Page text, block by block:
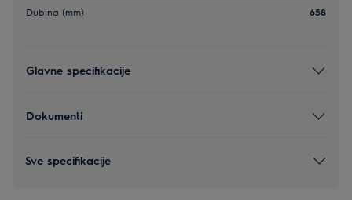
Dubina (mm) 658
Glavne specifikacije
Dokumenti
Sve specifikacije